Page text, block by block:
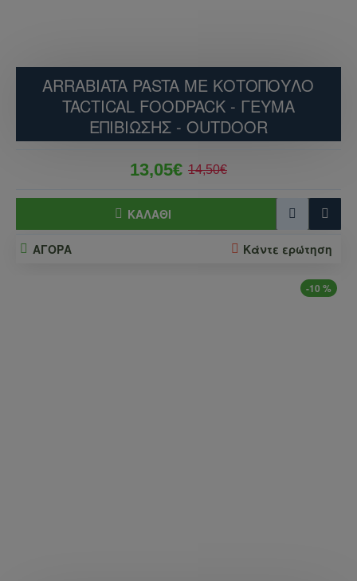
ARRABIATA PASTA ΜΕ ΚΟΤΌΠΟΥΛΟ
TACTICAL FOODPACK - ΓΕΎΜΑ
ΕΠΙΒΊΩΣΗΣ - OUTDOOR
13,05€ 14,50€
ΚΑΛΆΘΙ
ΑΓΟΡΑ Κάντε ερώτηση
-10 %